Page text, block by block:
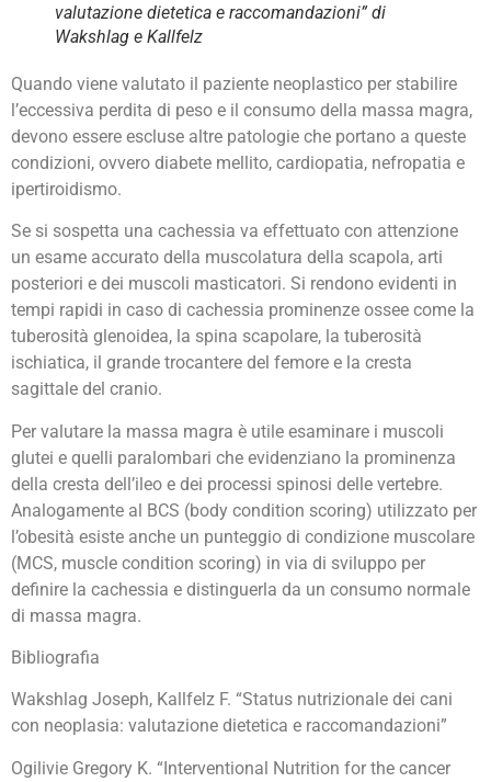
valutazione dietetica e raccomandazioni” di
Wakshlag e Kallfelz
Quando viene valutato il paziente neoplastico per stabilire
l’eccessiva perdita di peso e il consumo della massa magra,
devono essere escluse altre patologie che portano a queste
condizioni, ovvero diabete mellito, cardiopatia, nefropatia e
ipertiroidismo.
Se si sospetta una cachessia va effettuato con attenzione
un esame accurato della muscolatura della scapola, arti
posteriori e dei muscoli masticatori. Si rendono evidenti in
tempi rapidi in caso di cachessia prominenze ossee come la
tuberosità glenoidea, la spina scapolare, la tuberosità
ischiatica, il grande trocantere del femore e la cresta
sagittale del cranio.
Per valutare la massa magra è utile esaminare i muscoli
glutei e quelli paralombari che evidenziano la prominenza
della cresta dell’ileo e dei processi spinosi delle vertebre.
Analogamente al BCS (body condition scoring) utilizzato per
l’obesità esiste anche un punteggio di condizione muscolare
(MCS, muscle condition scoring) in via di sviluppo per
definire la cachessia e distinguerla da un consumo normale
di massa magra.
Bibliografia
Wakshlag Joseph, Kallfelz F. “Status nutrizionale dei cani
con neoplasia: valutazione dietetica e raccomandazioni”
Ogilivie Gregory K. “Interventional Nutrition for the cancer